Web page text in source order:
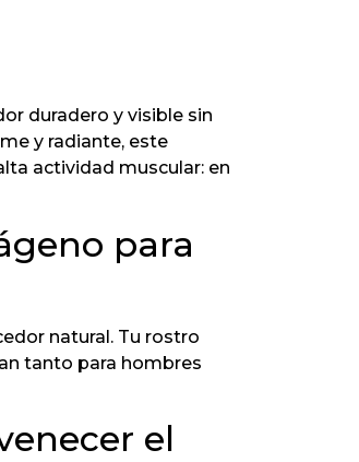
duradero y visible sin
y radiante, este
actividad muscular: en
para
natural. Tu rostro
tanto para hombres
el